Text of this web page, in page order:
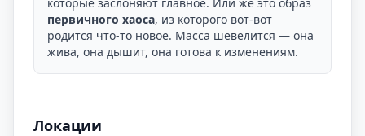
первичного хаоса, из которого вот-вот
родится что-то новое. Масса шевелится — она
жива, она дышит, она готова к изменениям.
Локации